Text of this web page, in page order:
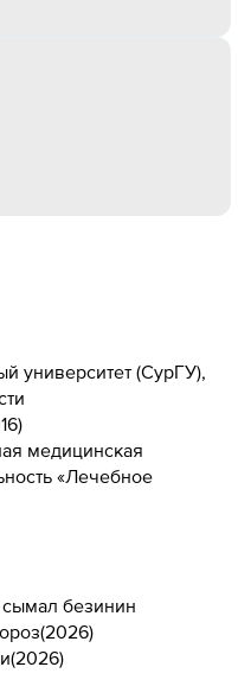
университет (СурГУ),
)
медицинская
«Лечебное
безинин
(2026)
(2026)